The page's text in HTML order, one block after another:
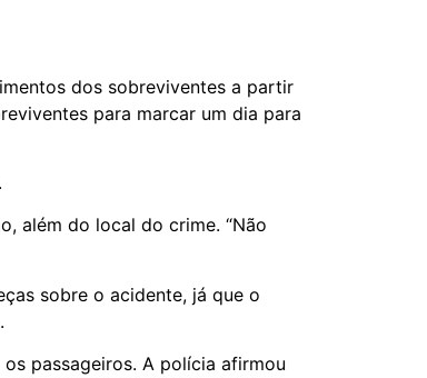
dos sobreviventes a partir
para marcar um dia para
além do local do crime. “Não
sobre o acidente, já que o
passageiros. A polícia afirmou